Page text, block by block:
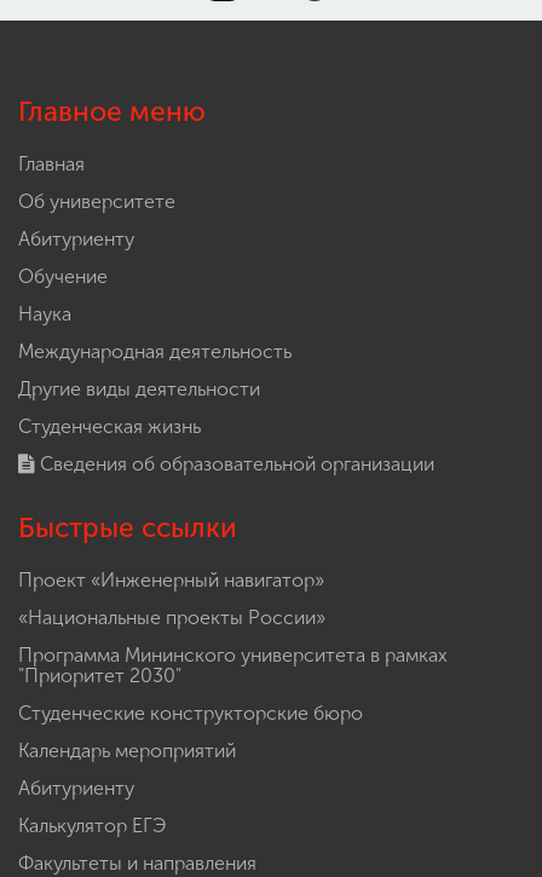
Главное меню
Главная
Об университете
Абитуриенту
Обучение
Наука
Международная деятельность
Другие виды деятельности
Студенческая жизнь
Сведения об образовательной организации
Быстрые ссылки
Проект «Инженерный навигатор»
«Национальные проекты России»
Программа Мининского университета в рамках
"Приоритет 2030"
Студенческие конструкторские бюро
Календарь мероприятий
Абитуриенту
Калькулятор ЕГЭ
Факультеты и направления